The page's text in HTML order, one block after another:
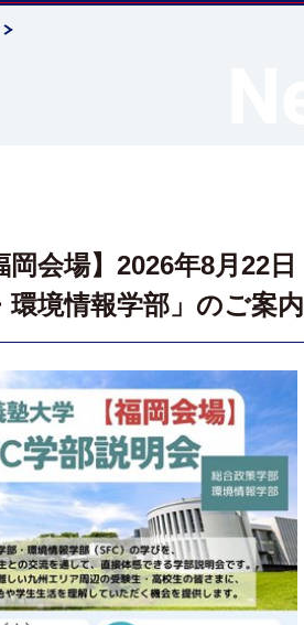
岡会場】2026年8月22日
環境情報学部」のご案内